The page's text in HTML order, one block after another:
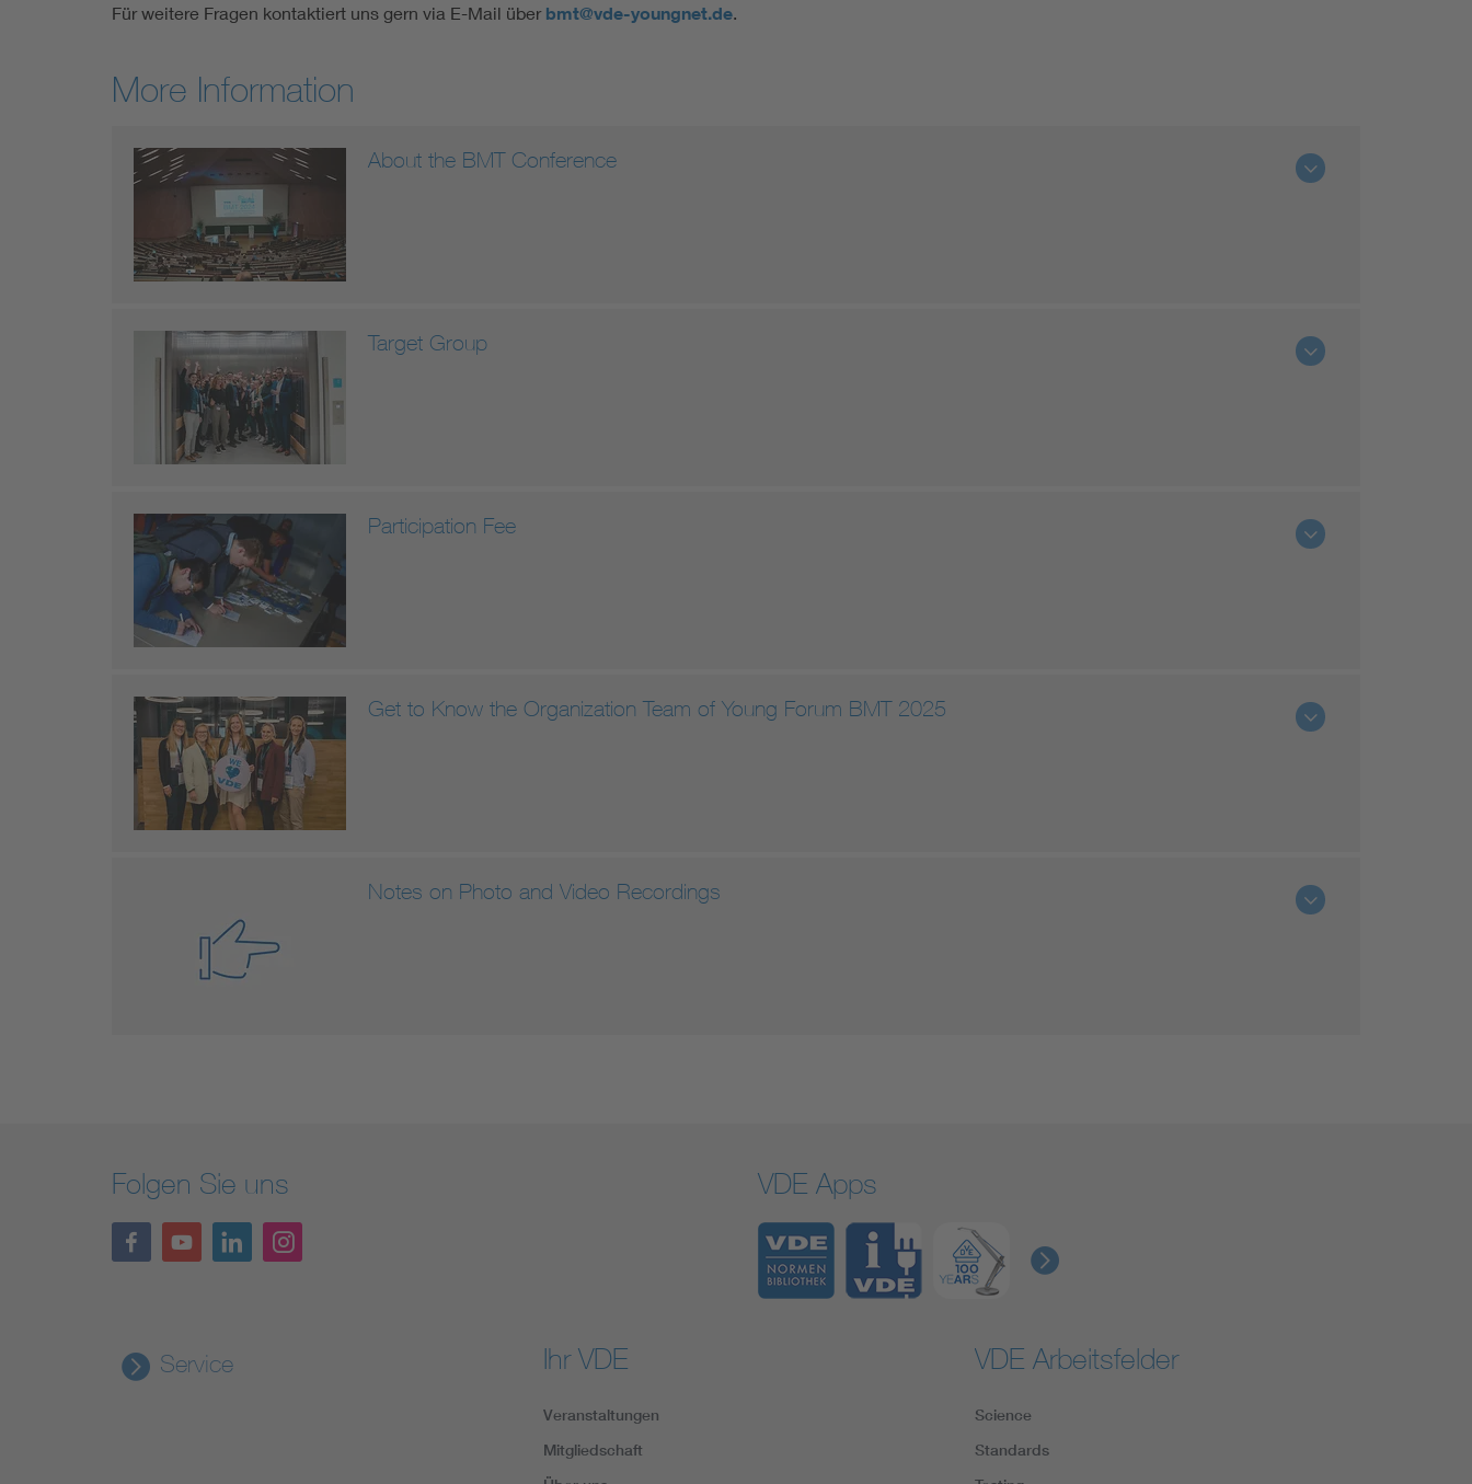
Für weitere Fragen kontaktiert uns gern via E-Mail über bmt@vde-youngnet.de.
More Information
About the BMT Conference
Target Group
Participation Fee
Get to Know the Organization Team of Young Forum BMT 2025
Notes on Photo and Video Recordings
Folgen Sie uns VDE Apps
Service Ihr VDE
Veranstaltungen
Mitgliedschaft
VDE Arbeitsfelder
Science
Standards